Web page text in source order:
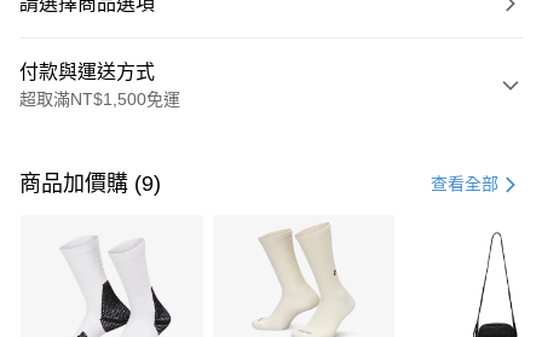
付款與運送方式
超取滿NT$1,500免運
信用卡一次付款
3 期 0 利率 每期 21家銀行
合作金庫商業銀行
第一商業銀行
華南商業銀行
彰化商業銀行
商品加價購 (9) 查看全部